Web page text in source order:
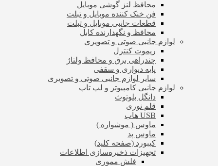
محافظ لنز گوشی موبایل
فن خنک کننده موبایل و تبلت
قطعات جانبی موبایل و تبلت
محافظ و نگهدارنده کابل
لوازم جانبی صوتی و تصویری
ریموت کنترل
چندراهی برق و محافظ ولتاژ
پایه دیواری و سقفی
سایر لوازم جانبی صوتی و تصویری
لوازم جانبی کامپیوتر و لپ تاپ
دانگل بلوتوث
قلم نوری
USB هاب
ماوس ( موشواره )
ماوس پد
کیبورد (صفحه کلید)
تجهیزات ذخیره‌سازی اطلاعات
فلش مموری